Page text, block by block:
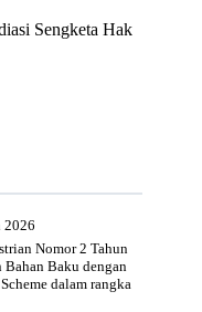
Sengketa Hak
2026
Nomor 2 Tahun
Bahan Baku dengan
dalam rangka